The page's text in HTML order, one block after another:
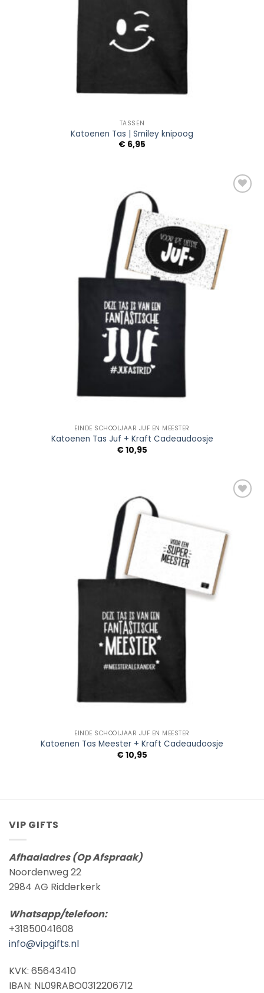
TASSEN
Katoenen Tas | Smiley knipoog
€ 6,95
EINDE SCHOOLJAAR JUF EN MEESTER
Katoenen Tas Juf + Kraft Cadeaudoosje
€10,95
EINDE SCHOOLJAAR JUF EN MEESTER
Katoenen Tas Meester + Kraft Cadeaudoosje
€10,95
VIP GIFTS
Afhaaladres (Op Afspraak)
Noordenweg 22
2984 AG Ridderkerk
Whatsapp/telefoon:
+31850041608
info@vipgifts.nl
KVK: 65643410
IBAN: NL09RABO0312206712